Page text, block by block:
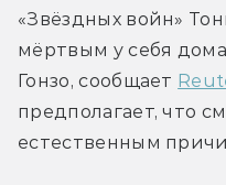
«Звёздных войн»
мёртвым у себя
Гонзо, сообщает
предполагает, что
естественным